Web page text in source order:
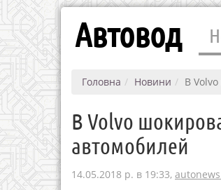
Автовод
Головна Новини В
В Volvo
автомобилей
14.05.2018 р. в 19:33,